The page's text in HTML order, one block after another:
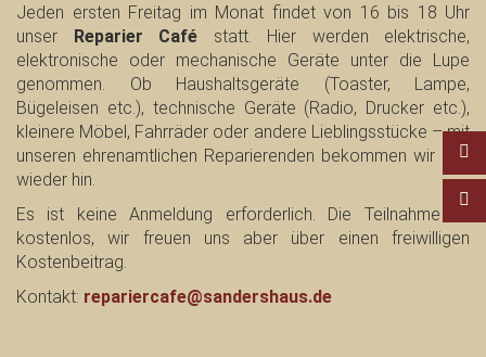
Jeden ersten Freitag im Monat findet von 16 bis 18 Uhr
unser Reparier Café statt. Hier werden elektrische,
elektronische oder mechanische Geräte unter die Lupe
genommen. Ob Haushaltsgeräte (Toaster, Lampe,
Bügeleisen etc.), technische Geräte (Radio, Drucker etc.),
kleinere Möbel, Fahrräder oder andere Lieblingsstücke – mit
unseren ehrenamtlichen Reparierenden bekommen wir das
wieder hin.
Es ist keine Anmeldung erforderlich. Die Teilnahme ist
kostenlos, wir freuen uns aber über einen freiwilligen
Kostenbeitrag.
Kontakt: repariercafe@sandershaus.de